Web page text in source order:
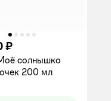
₽
солнышко
200 мл